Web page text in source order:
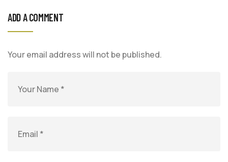
ADD A COMMENT
Your email address will not be published.